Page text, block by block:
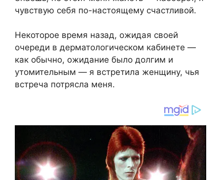
чувствую себя по-настоящему счастливой.
Некоторое время назад, ожидая своей
очереди в дерматологическом кабинете —
как обычно, ожидание было долгим и
утомительным — я встретила женщину, чья
встреча потрясла меня.